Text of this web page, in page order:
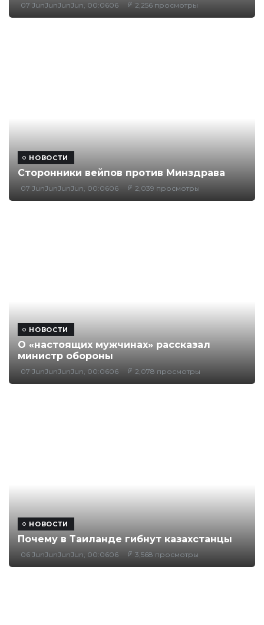
07 JunJunJunJun, 00:0606 2,256 просмотры
НОВОСТИ
Сторонники вейпов против Минздрава
07 JunJunJunJun, 00:0606 2,039 просмотры
НОВОСТИ
О «настоящих мужчинах» рассказал
министр обороны
07 JunJunJunJun, 00:0606 2,078 просмотры
НОВОСТИ
Почему в Таиланде гибнут казахстанцы
06 JunJunJunJun, 00:0606 3,568 просмотры